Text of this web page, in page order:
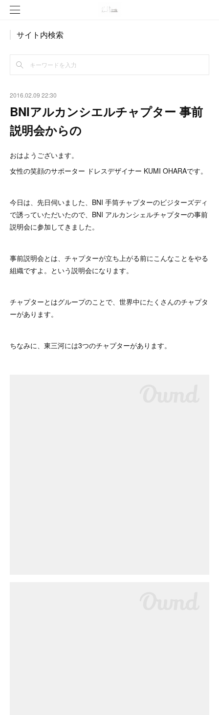
サイト内検索
2016.02.09 22:30
BNIアルカンシエルチャプター 事前
説明会からの
おはようございます。
女性の笑顔のサポーター ドレスデザイナー KUMI OHARAです。
今日は、先日伺いました、BNI 手筒チャプターのビジターズディ
で誘っていただいたので、BNI アルカンシェルチャプターの事前
説明会に参加してきました。
事前説明会とは、チャプターが立ち上がる前にこんなことをやる
組織ですよ。という説明会になります。
チャプターとはグループのことで、世界中にたくさんのチャプタ
ーがあります。
ちなみに、東三河には3つのチャプターがあります。